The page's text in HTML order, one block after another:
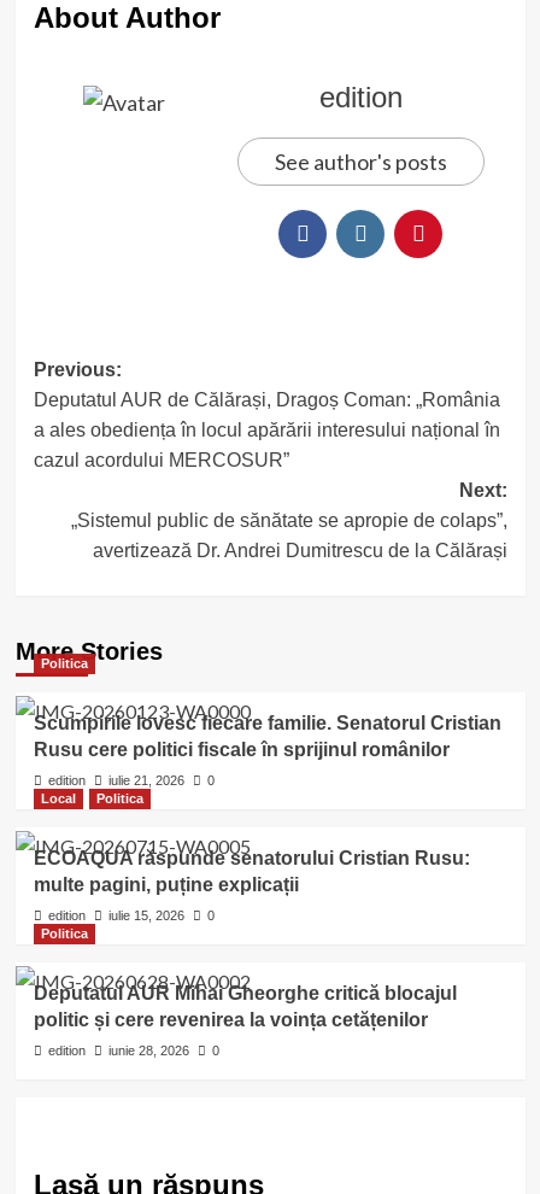
About Author
edition
See author's posts
Post
navigation
Previous:
Deputatul AUR de Călărași, Dragoș Coman: „România
a ales obediența în locul apărării interesului național în
cazul acordului MERCOSUR”
Next:
„Sistemul public de sănătate se apropie de colaps”,
avertizează Dr. Andrei Dumitrescu de la Călărași
More Stories
Politica
Scumpirile lovesc fiecare familie. Senatorul Cristian
Rusu cere politici fiscale în sprijinul românilor
edition iulie 21, 2026
0
Local
Politica
ECOAQUA răspunde senatorului Cristian Rusu:
multe pagini, puține explicații
edition iulie 15, 2026
0
Politica
Deputatul AUR Mihai Gheorghe critică blocajul
politic și cere revenirea la voința cetățenilor
edition iunie 28, 2026 0
Lasă un răspuns